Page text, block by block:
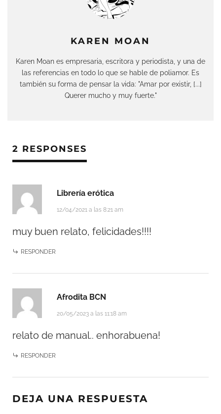
KAREN MOAN
Karen Moan es empresaria, escritora y periodista, y una de
las referencias en todo lo que se hable de poliamor. Es
también su forma de pensar la vida: "Amar por existir, [...]
Querer mucho y muy fuerte."
2 RESPONSES
Librería erótica
12/04/2021 a las 8:21 am
muy buen relato, felicidades!!!!
RESPONDER
Afrodita BCN
20/05/2023 a las 11:18 am
relato de manual.. enhorabuena!
RESPONDER
DEJA UNA RESPUESTA